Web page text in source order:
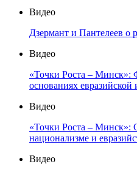
Видео
Дзермант и Пантелеев о
Видео
«Точки Роста – Минск»:
основаниях евразийской
Видео
«Точки Роста – Минск»:
национализме и
Видео